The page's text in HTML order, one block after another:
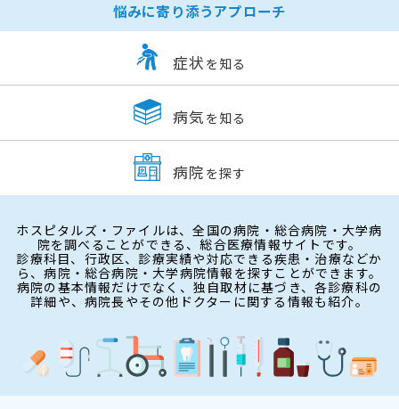
悩みに寄り添うアプローチ
症状 を知る
病気 を知る
病院 を探す
ホスピタルズ・ファイルは、全国の病院・総合病院・大学病
院を調べることができる、総合医療情報サイトです。
診療科目、行政区、診療実績や対応できる疾患・治療などか
ら、病院・総合病院・大学病院情報を探すことができます。
病院の基本情報だけでなく、独自取材に基づき、各診療科の
詳細や、病院長やその他ドクターに関する情報も紹介。